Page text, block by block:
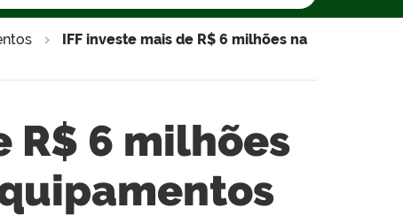
IFF investe mais de R$ 6 milhões na
R$ 6 milhões